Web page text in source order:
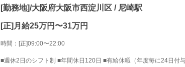
[勤務地]/大阪府大阪市西淀川区 / 尼崎駅
[正] 月給25万円〜31万円
時間：[正]09:00〜22:00
■週休2日のシフト制 ■年間休日120日 ■有給休暇（年度毎に24日付